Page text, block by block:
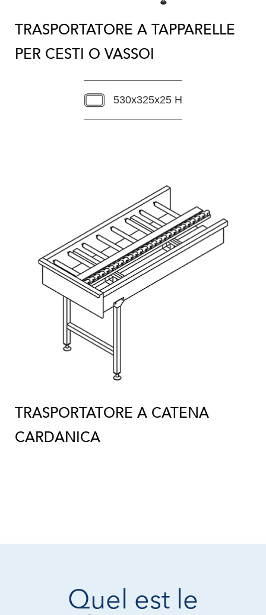
TRASPORTATORE A TAPPARELLE
PER CESTI O VASSOI
530x325x25 H
TRASPORTATORE A CATENA
CARDANICA
Quel est le